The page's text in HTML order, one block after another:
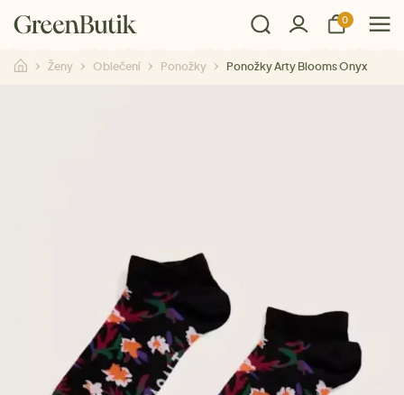
0
Ženy Oblečení Ponožky Ponožky Arty Blooms Onyx